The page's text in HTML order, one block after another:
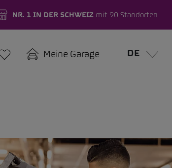
NR. 1 IN DER SCHWEIZmit 90 Standorten
Meine Garage DE